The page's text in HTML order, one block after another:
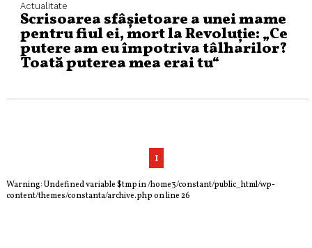
Actualitate
Scrisoarea sfâșietoare a unei mame
pentru fiul ei, mort la Revoluție: „Ce
putere am eu împotriva tâlharilor?
Toată puterea mea erai tu“
1
Warning: Undefined variable $tmp in/home3/constant/public_html/wp-
content/themes/constanta/archive.phpon line26